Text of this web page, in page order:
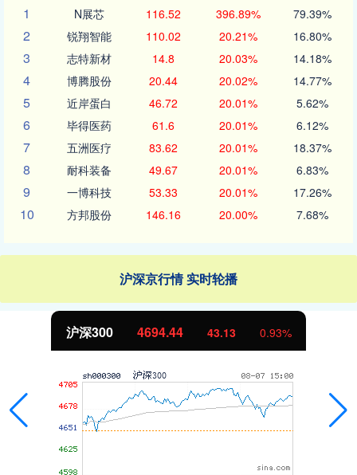
1
N展芯 116.52 396.89% 79.39%
2 锐翔智能 110.02 20.21% 16.80%
3 志特新材 14.8 20.03% 14.18%
4 博腾股份 20.44 20.02% 14.77%
5 近岸蛋白 46.72 20.01% 5.62%
6 毕得医药 61.6 20.01% 6.12%
7 五洲医疗 83.62 20.01% 18.37%
8 耐科装备 49.67 20.01% 6.83%
9 一博科技 53.33 20.01% 17.26%
10 方邦股份 146.16 20.00% 7.68%
沪深京行情 实时轮播
北证50 1134.24 11.37 1.01%